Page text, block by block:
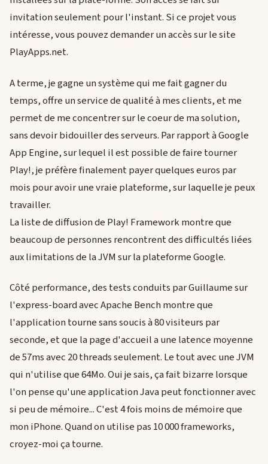
invitation seulement pour l'instant. Si ce projet vous
intéresse, vous pouvez demander un accès sur le site
PlayApps.net.
A terme, je gagne un système qui me fait gagner du
temps, offre un service de qualité à mes clients, et me
permet de me concentrer sur le coeur de ma solution,
sans devoir bidouiller des serveurs. Par rapport à Google
App Engine, sur lequel il est possible de faire tourner
Play!, je préfère finalement payer quelques euros par
mois pour avoir une vraie plateforme, sur laquelle je peux
travailler.
La liste de diffusion de Play! Framework montre que
beaucoup de personnes rencontrent des difficultés liées
aux limitations de la JVM sur la plateforme Google.
Côté performance, des tests conduits par Guillaume sur
l'express-board avec Apache Bench montre que
l'application tourne sans soucis à 80 visiteurs par
seconde, et que la page d'accueil a une latence moyenne
de 57ms avec 20 threads seulement. Le tout avec une JVM
qui n'utilise que 64Mo. Oui je sais, ça fait bizarre lorsque
l'on pense qu'une application Java peut fonctionner avec
si peu de mémoire... C'est 4 fois moins de mémoire que
mon iPhone. Quand on utilise pas 10 000 frameworks,
croyez-moi ça tourne.